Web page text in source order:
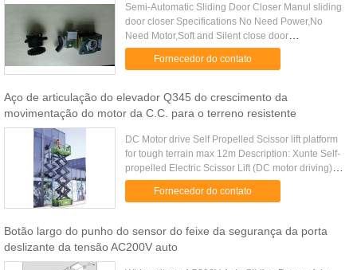
Semi-Automatic Sliding Door Closer Manul sliding
door closer Specifications No Need Power,No
Need Motor,Soft and Silent close door
automatically Standard Configuration 1.
Aluminume Rail 2. Hanger rollers 3. ...
Fornecedor do contato
Aço de articulação do elevador Q345 do crescimento da
movimentação do motor da C.C. para o terreno resistente
DC Motor drive Self Propelled Scissor lift platform
for tough terrain max 12m Description: Xunte Self-
propelled Electric Scissor Lift (DC motor driving)
has excellent structure, smooth driving, fater
speed, ...Fornecedor do contato
Botão largo do punho do sensor do feixe da segurança da porta
deslizante da tensão AC200V auto